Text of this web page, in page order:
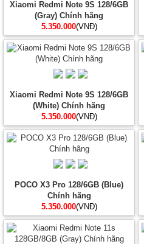
Xiaomi Redmi Note 9S 128/6GB
(Gray) Chính hãng
5.350.000(VNĐ)
Xiaomi Redmi Note 9S 128/6GB
(White) Chính hãng
5.350.000(VNĐ)
POCO X3 Pro 128/6GB (Blue)
Chính hãng
5.350.000(VNĐ)